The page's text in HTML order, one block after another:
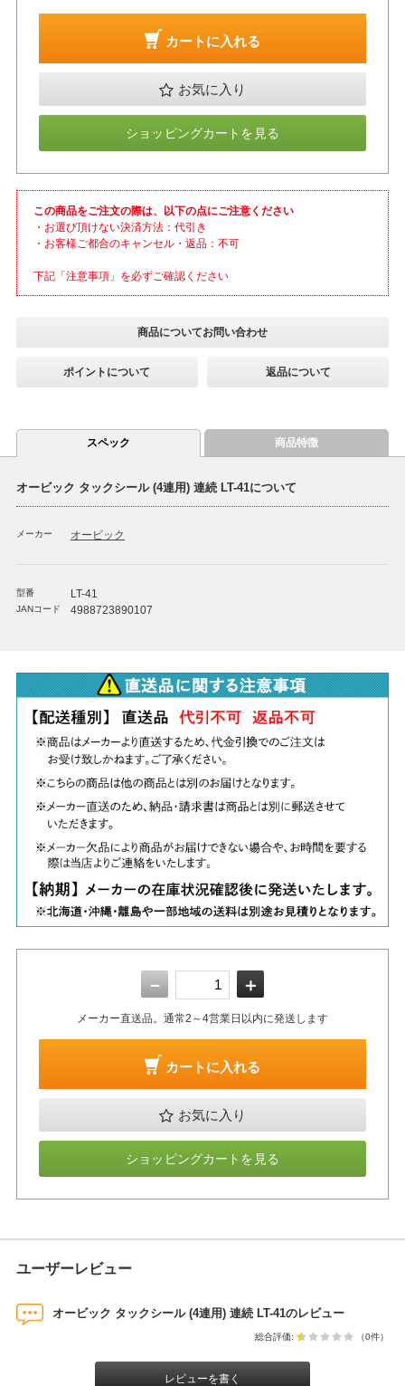
カートに入れる
お気に入り
ショッピングカートを見る
この商品をご注文の際は、以下の点にご注意ください
・お選び頂けない決済方法：代引き
・お客様ご都合のキャンセル・返品：不可
下記「注意事項」を必ずご確認ください
商品についてお問い合わせ
ポイントについて 返品について
スペック 商品特徴
オービック タックシール (4連用) 連続 LT-41について
メーカー オービック
型番 LT-41
JANコード 4988723890107
－ ＋
メーカー直送品。通常2～4営業日以内に発送します
カートに入れる
お気に入り
ショッピングカートを見る
ユーザーレビュー
オービック タックシール (4連用) 連続 LT-41のレビュー
総合評価: （0件）
レビューを書く